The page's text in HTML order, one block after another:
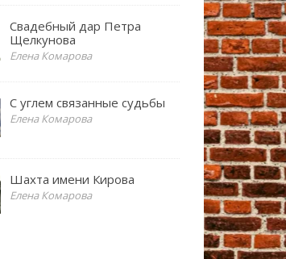
Свадебный дар Петра
Щелкунова
Елена Комарова
С углем связанные судьбы
Елена Комарова
Шахта имени Кирова
Елена Комарова